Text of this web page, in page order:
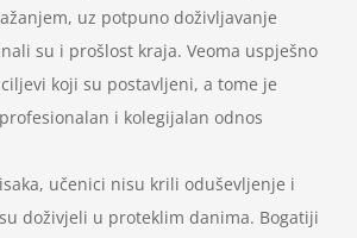
uz potpuno doživljavanje
su i prošlost kraja. Veoma uspješno
koji su postavljeni, a tome je
i kolegijalan odnos
učenici nisu krili oduševljenje i
doživjeli u proteklim danima. Bogatiji